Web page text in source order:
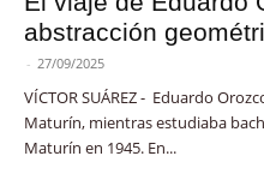
abstracción
- 27/09/2025
VÍCTOR SUÁREZ - Eduardo
Maturín, mientras estudiaba
Maturín en 1945. En...